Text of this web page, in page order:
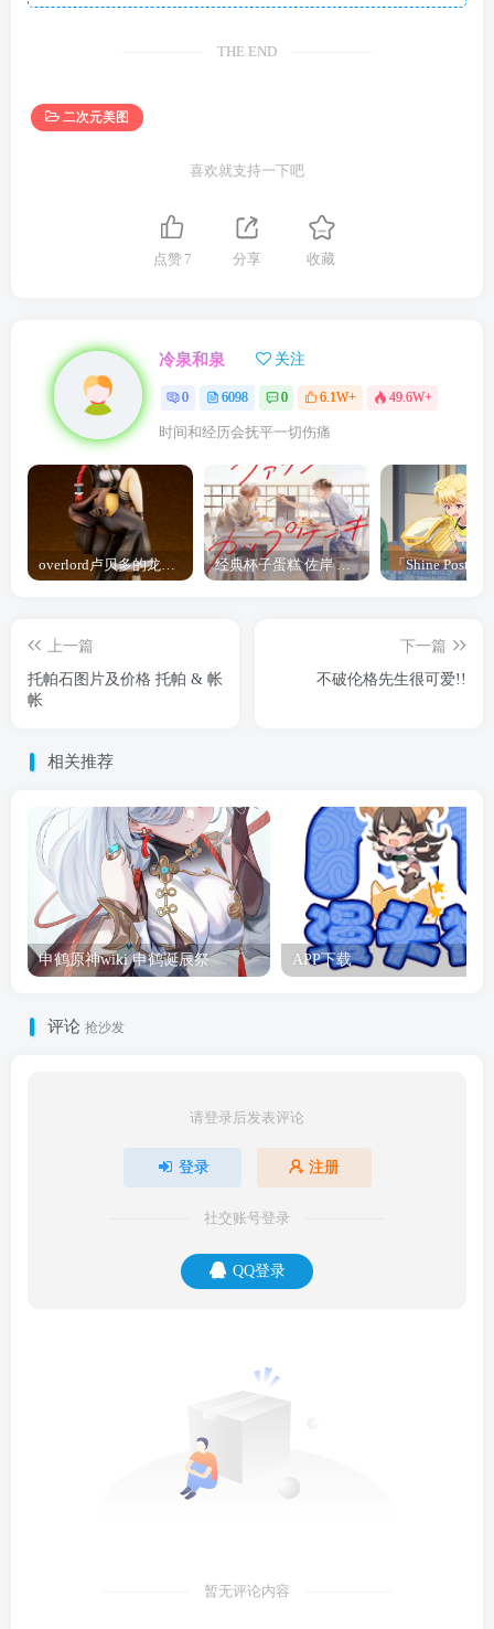
THE END
二次元美图
喜欢就支持一下吧
点赞 7 分享 收藏
冷泉和泉 关注
0 6098 0 6.1W+ 49.6W+
时间和经历会抚平一切伤痛
overlord卢贝多的龙王谁厉害 「Overlord」露普斯蕾琪娜·贝塔手办开订 经典杯子蛋糕 佐岸 漫画「经典杯子蛋糕」宣布真人日剧化
上一篇
托帕石图片及价格 托帕 & 帐
帐
下一篇
不破伦格先生很可爱!!
相关推荐
申鹤原神wiki 申鹤诞辰祭 APP下载
评论 抢沙发
请登录后发表评论
登录 注册
社交账号登录
QQ登录
暂无评论内容